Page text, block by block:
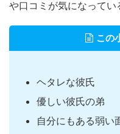
や口コミが気になってい
この
ヘタレな彼氏
優しい彼氏の弟
自分にもある弱い